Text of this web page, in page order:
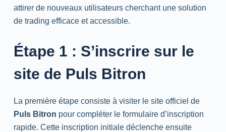
attirer de nouveaux utilisateurs cherchant une solution
de trading efficace et accessible.
Étape 1 : S’inscrire sur le
site de Puls Bitron
La première étape consiste à visiter le site officiel de
Puls Bitron pour compléter le formulaire d’inscription
rapide. Cette inscription initiale déclenche ensuite